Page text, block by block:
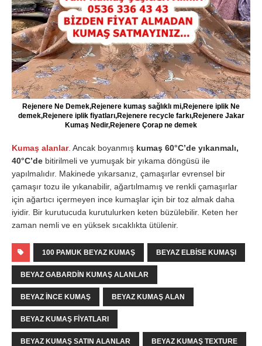
Rejenere Ne Demek,Rejenere kumaş sağlıklı mi,Rejenere iplik Ne
demek,Rejenere iplik fiyatları,Rejenere recycle farkı,Rejenere Jakar
Kumaş Nedir,Rejenere Çorap ne demek
Kumaş alanlar. Ancak boyanmış kumaş 60°C’de yıkanmalı,
40°C’de bitirilmeli ve yumuşak bir yıkama döngüsü ile
yapılmalıdır. Makinede yıkarsanız, çamaşırlar evrensel bir
çamaşır tozu ile yıkanabilir, ağartılmamış ve renkli çamaşırlar
için ağartıcı içermeyen ince kumaşlar için bir toz almak daha
iyidir. Bir kurutucuda kurutulurken keten büzülebilir. Keten her
zaman nemli ve en yüksek sıcaklıkta ütülenir.
100 PAMUK BEYAZ KUMAŞ BEYAZ ELBISE KUMAŞI
BEYAZ GABARDIN KUMAŞ ALANLAR
BEYAZ İNCE KUMAŞ BEYAZ KUMAŞ ALAN
BEYAZ KUMAŞ FIYATLARI
BEYAZ KUMAŞ SATIN ALANLAR BEYAZ KUMAŞ TEXTURE